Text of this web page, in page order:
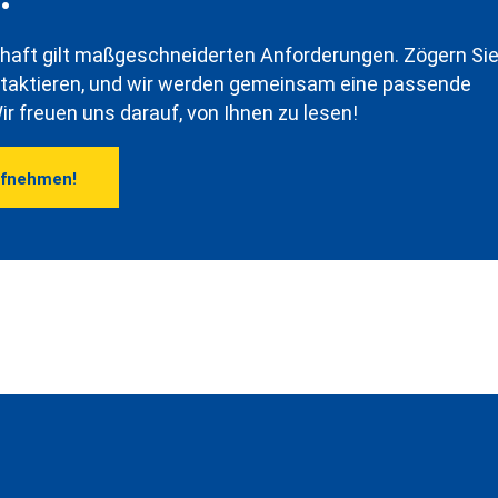
gilt maßgeschneiderten Anforderungen. Zögern Sie
und wir werden gemeinsam eine passende
freuen uns darauf, von Ihnen zu lesen!